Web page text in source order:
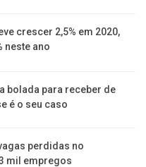
crescer 2,5% em 2020,
neste ano
bolada para receber de
é o seu caso
perdidas no
mil empregos